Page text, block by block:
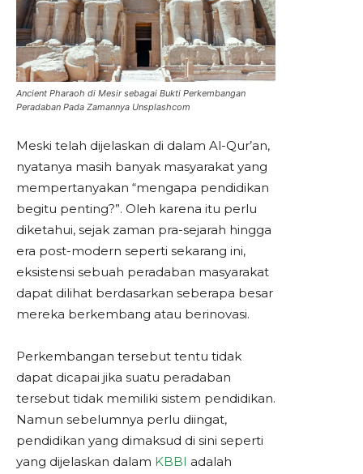
Ancient Pharaoh di Mesir sebagai Bukti Perkembangan
Peradaban Pada Zamannya Unsplashcom
Meski telah dijelaskan di dalam Al-Qur’an,
nyatanya masih banyak masyarakat yang
mempertanyakan “mengapa pendidikan
begitu penting?”. Oleh karena itu perlu
diketahui, sejak zaman pra-sejarah hingga
era post-modern seperti sekarang ini,
eksistensi sebuah peradaban masyarakat
dapat dilihat berdasarkan seberapa besar
mereka berkembang atau berinovasi.
Perkembangan tersebut tentu tidak
dapat dicapai jika suatu peradaban
tersebut tidak memiliki sistem pendidikan.
Namun sebelumnya perlu diingat,
pendidikan yang dimaksud di sini seperti
yang dijelaskan dalam KBBI adalah